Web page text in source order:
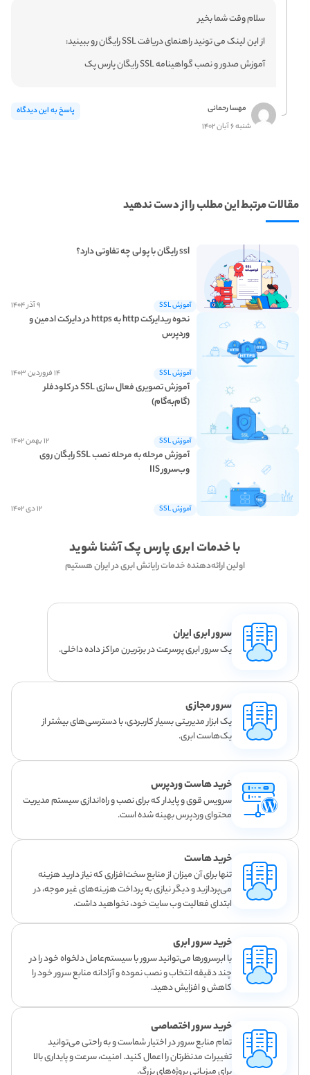
سلام وقت شما بخیر
از این لینک می تونید راهنمای دریافت SSL رایگان رو ببینید:
آموزش صدور و نصب گواهینامه SSL رایگان پارس پک
مهسا رحمانی
شنبه ۶ آبان ۱۴۰۲
پاسخ به این دیدگاه
مقالات مرتبط این مطلب را از دست ندهید
آموزش SSL ۹ آذر ۱۴۰۴
ssl رایگان با پولی چه تفاوتی دارد؟
آموزش SSL ۱۴ فروردین ۱۴۰۳
نحوه ریدایرکت http به https در دایرکت ادمین و
وردپرس
آموزش SSL ۱۲ بهمن ۱۴۰۲
آموزش تصویری فعال سازی SSL در کلودفلر
(گام‌به‌گام)
آموزش SSL ۱۲ دی ۱۴۰۲
آموزش مرحله به مرحله نصب SSL رایگان روی
وب‌سرور IIS
با خدمات ابری پارس پک آشنا شوید
اولین ارائه‌دهنده خدمات رایانش ابری در ایران هستیم
سرور ابری ایران
یک سرور ابری پرسرعت در برتریرن مراکز داده داخلی.
سرور مجازی
یک ابزار مدیریتی بسیار کاربردی، با دسترسی‌های بیشتر از
یک‌هاست ابری.
خرید هاست وردپرس
سرویس قوی و پایدار که برای نصب و راه‌اندازی سیستم مدیریت
محتوای وردپرس بهینه شده است.
خرید هاست
تنها برای آن میزان از منابع سخت‌افزاری که نیاز دارید هزینه
می‌پردازید و دیگر نیازی به پرداخت هزینه‌های غیر موجه، در
ابتدای فعالیت وب سایت خود، نخواهید داشت.
خرید سرور ابری
با ابرسرورها می‌توانید سرور با سیستم‌عامل دلخواه خود را در
چند دقیقه انتخاب و نصب نموده و آزادانه منابع سرور خود را
کاهش و افزایش دهید.
خرید سرور اختصاصی
تمام منابع سرور در اختیار شماست و به راحتی می‌توانید
تغییرات مدنظرتان را اعمال کنید. امنیت، سرعت و پایداری بالا
برای میزبانی پروژه‌های بزرگ.